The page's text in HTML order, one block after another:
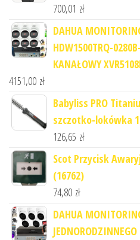
700,01 zł
DAHUA
HDW1500TRQ-
KANAŁOWY
4151,00 zł
Babyliss PRO
szczotko-lokówka
126,65 zł
Scot Przycisk
(16762)
74,80 zł
DAHUA